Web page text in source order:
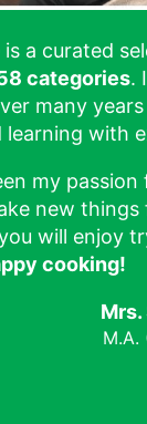
a curated
categories.
many
with
my passion
new
will enjoy
cooking!
Mrs.
M.A.